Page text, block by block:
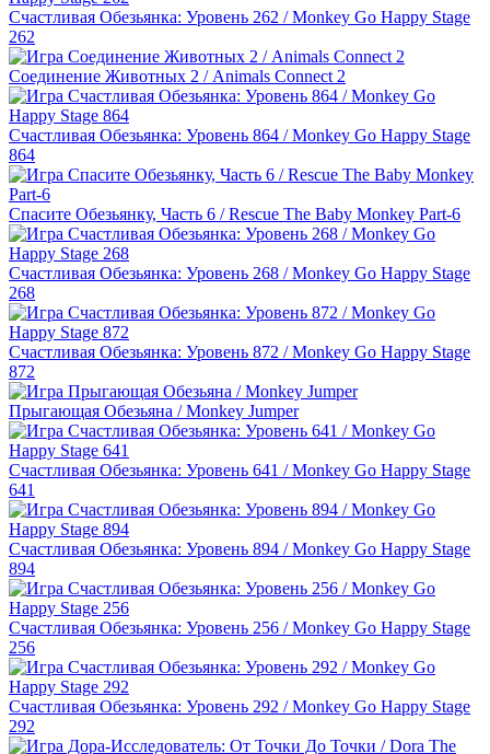
Счастливая Обезьянка: Уровень 262 / Monkey Go Happy Stage
262
Соединение Животных 2 / Animals Connect 2
Счастливая Обезьянка: Уровень 864 / Monkey Go Happy Stage
864
Спасите Обезьянку, Часть 6 / Rescue The Baby Monkey Part-6
Счастливая Обезьянка: Уровень 268 / Monkey Go Happy Stage
268
Счастливая Обезьянка: Уровень 872 / Monkey Go Happy Stage
872
Прыгающая Обезьяна / Monkey Jumper
Счастливая Обезьянка: Уровень 641 / Monkey Go Happy Stage
641
Счастливая Обезьянка: Уровень 894 / Monkey Go Happy Stage
894
Счастливая Обезьянка: Уровень 256 / Monkey Go Happy Stage
256
Счастливая Обезьянка: Уровень 292 / Monkey Go Happy Stage
292